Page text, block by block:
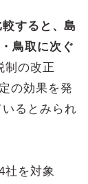
すると、島
鳥取に次ぐ
制の改正
の効果を発
るとみられ
社を対象